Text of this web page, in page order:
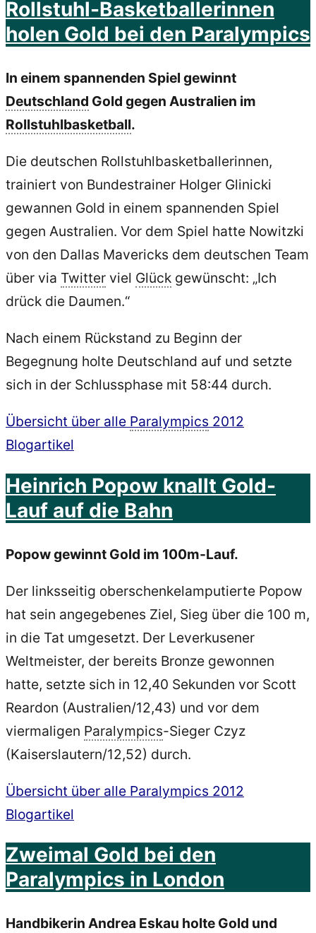
Rollstuhl-Basketballerinnen
holen Gold bei den Paralympics
In einem spannenden Spiel gewinnt
Deutschland Gold gegen Australien im
Rollstuhlbasketball.
Die deutschen Rollstuhlbasketballerinnen,
trainiert von Bundestrainer Holger Glinicki
gewannen Gold in einem spannenden Spiel
gegen Australien. Vor dem Spiel hatte Nowitzki
von den Dallas Mavericks dem deutschen Team
über via Twitter viel Glück gewünscht: „Ich
drück die Daumen.“
Nach einem Rückstand zu Beginn der
Begegnung holte Deutschland auf und setzte
sich in der Schlussphase mit 58:44 durch.
Übersicht über alle Paralympics 2012
Blogartikel
Heinrich Popow knallt Gold-
Lauf auf die Bahn
Popow gewinnt Gold im 100m-Lauf.
Der linksseitig oberschenkelamputierte Popow
hat sein angegebenes Ziel, Sieg über die 100 m,
in die Tat umgesetzt. Der Leverkusener
Weltmeister, der bereits Bronze gewonnen
hatte, setzte sich in 12,40 Sekunden vor Scott
Reardon (Australien/12,43) und vor dem
viermaligen Paralympics-Sieger Czyz
(Kaiserslautern/12,52) durch.
Übersicht über alle Paralympics 2012
Blogartikel
Zweimal Gold bei den
Paralympics in London
Handbikerin Andrea Eskau holte Gold und